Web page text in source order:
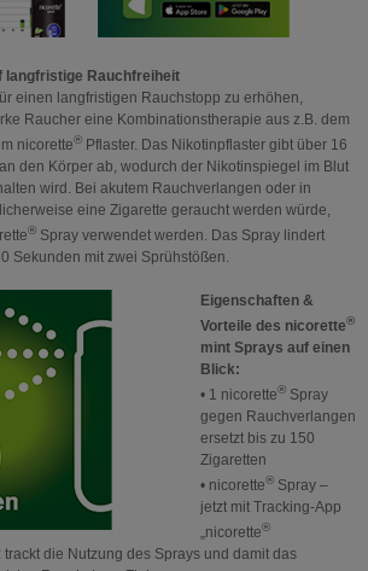
langfristige Rauchfreiheit
einen langfristigen Rauchstopp zu erhöhen,
Raucher eine Kombinationstherapie aus z.B. dem
nicorette®Pflaster. Das Nikotinpflaster gibt über 16
den Körper ab, wodurch der Nikotinspiegel im Blut
wird. Bei akutem Rauchverlangen oder in
eine Zigarette geraucht werden würde,
®Spray verwendet werden. Das Spray lindert
Sekunden mit zwei Sprühstößen.
Eigenschaften &
Vorteile des nicorette®
mint Sprays auf einen
Blick:
• 1 nicorette®Spray
gegen Rauchverlangen
ersetzt bis zu 150
Zigaretten
• nicorette®Spray –
jetzt mit Tracking-App
„nicorette®
trackt die Nutzung des Sprays und damit das